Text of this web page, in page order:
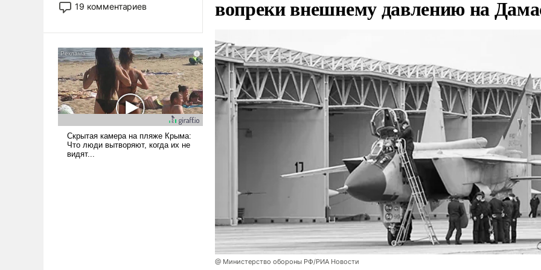
исключили с правом
образованных людей. Иногда
казалось, что эти вопросы
решены раз и навсегда, но –
нет, не решены.
19 комментариев вопреки внешнему давлению на
@ Министерство обороны РФ/РИА Новости